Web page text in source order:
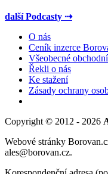
další Podcasty ⇢
O nás
Ceník inzerce
Všeobecné
Řekli o nás
Ke stažení
Zásady ochrany
Copyright © 2012 - 2026
Webové stránky
ales@borovan.cz.